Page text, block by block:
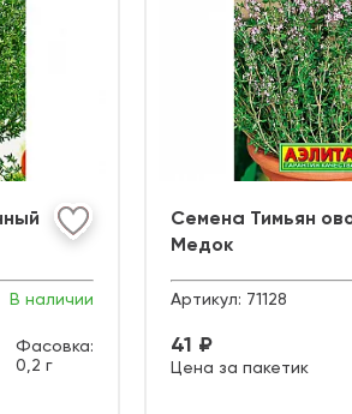
В наличии
Фасовка:
0,2 г
Семена Тимьян
Медок
Артикул: 71128
41 ₽
Цена за пакетик